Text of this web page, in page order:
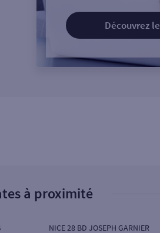
Découvrez
à proximité
NICE 28 BD JOSEPH GARNIER